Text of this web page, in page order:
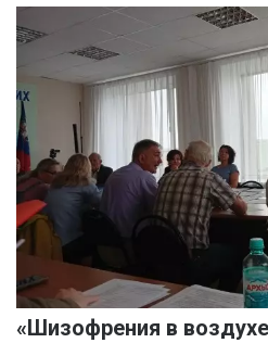
«Шизофрения в